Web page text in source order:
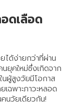
โอกาส
สร้าง
รายได้
กับ
แผน
ดเลือด
ยได้ง่ายกว่าที่ผ่าน
คใหม่ซึ่งเกิดจาก
นผู้สูงวัยมีโอกาส
ฉพาะภาวะหลอด
นวัยเดียวกัน!